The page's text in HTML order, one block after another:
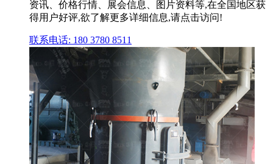
资讯、价格行情、展会信息、图片资料等,在全国地区获
得用户好评,欲了解更多详细信息,请点击访问!
联系电话: 180 3780 8511